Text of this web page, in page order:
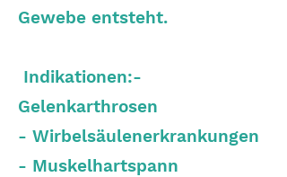
Gewebe entsteht.
Indikationen:-
Gelenkarthrosen
- Wirbelsäulenerkrankungen
- Muskelhartspann